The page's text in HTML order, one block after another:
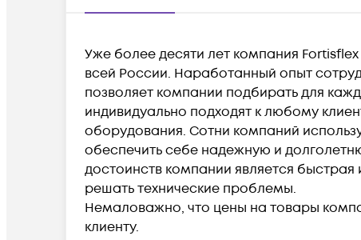
Уже более десяти лет компания
всей России. Наработанный опыт
позволяет компании подбирать для
индивидуально подходят к любому
оборудования. Сотни компаний
обеспечить себе надежную и
достоинств компании является быстрая
решать технические проблемы.
Немаловажно, что цены на товары
клиенту.